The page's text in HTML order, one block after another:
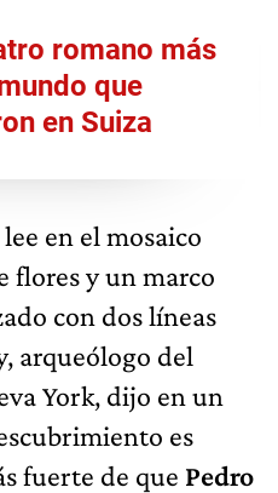
romano más
que
en Suiza
en el mosaico
flores y un marco
con dos líneas
arqueólogo del
York, dijo en un
es
fuerte de que Pedro